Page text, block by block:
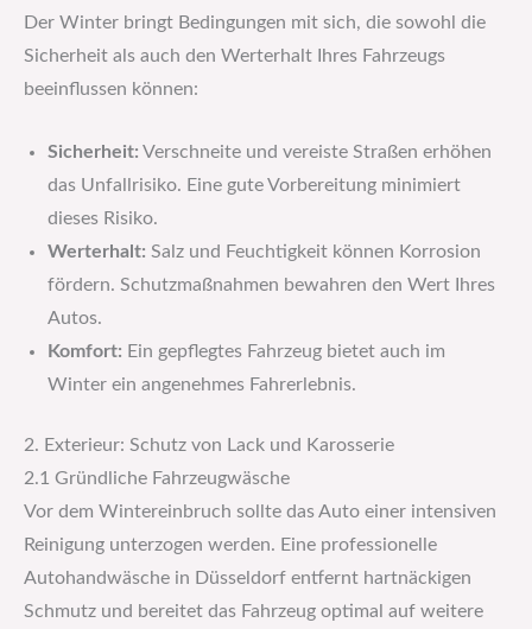
Der Winter bringt Bedingungen mit sich, die sowohl die
Sicherheit als auch den Werterhalt Ihres Fahrzeugs
beeinflussen können:
Sicherheit: Verschneite und vereiste Straßen erhöhen
das Unfallrisiko. Eine gute Vorbereitung minimiert
dieses Risiko.
Werterhalt: Salz und Feuchtigkeit können Korrosion
fördern. Schutzmaßnahmen bewahren den Wert Ihres
Autos.
Komfort: Ein gepflegtes Fahrzeug bietet auch im
Winter ein angenehmes Fahrerlebnis.
2. Exterieur: Schutz von Lack und Karosserie
2.1 Gründliche Fahrzeugwäsche
Vor dem Wintereinbruch sollte das Auto einer intensiven
Reinigung unterzogen werden. Eine professionelle
Autohandwäsche in Düsseldorf entfernt hartnäckigen
Schmutz und bereitet das Fahrzeug optimal auf weitere